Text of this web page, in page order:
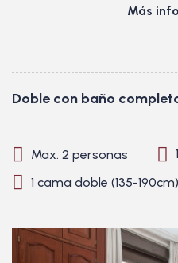
Más
Doble con baño
Max. 2 personas
1 cama doble (135-190cm)